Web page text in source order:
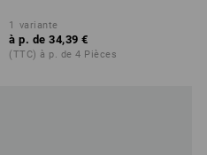
1 variante
à p. de 34,39 €
(TTC) à p. de 4 Pièces